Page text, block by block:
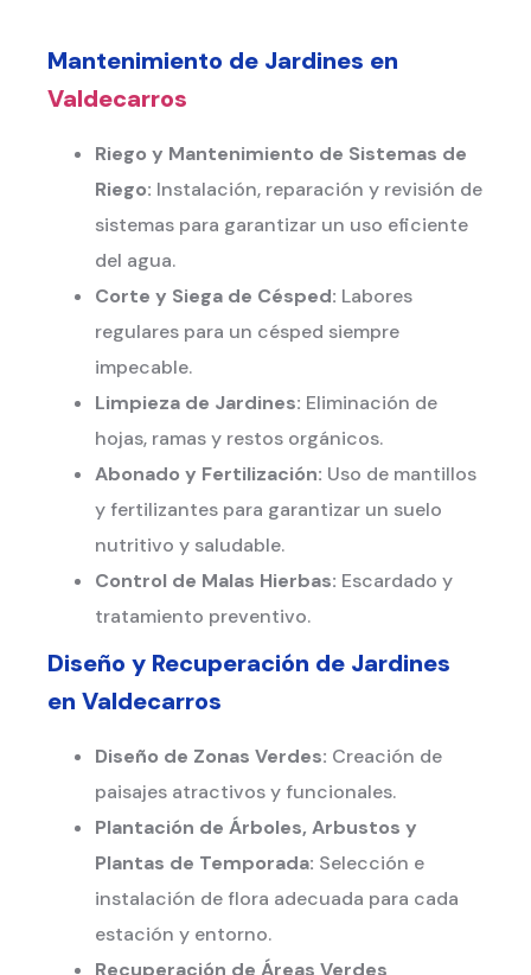
Mantenimiento de Jardines en
Valdecarros
Riego y Mantenimiento de Sistemas de
Riego: Instalación, reparación y revisión de
sistemas para garantizar un uso eficiente
del agua.
Corte y Siega de Césped: Labores
regulares para un césped siempre
impecable.
Limpieza de Jardines: Eliminación de
hojas, ramas y restos orgánicos.
Abonado y Fertilización: Uso de mantillos
y fertilizantes para garantizar un suelo
nutritivo y saludable.
Control de Malas Hierbas: Escardado y
tratamiento preventivo.
Diseño y Recuperación de Jardines
en Valdecarros
Diseño de Zonas Verdes: Creación de
paisajes atractivos y funcionales.
Plantación de Árboles, Arbustos y
Plantas de Temporada: Selección e
instalación de flora adecuada para cada
estación y entorno.
Recuperación de Áreas Verdes